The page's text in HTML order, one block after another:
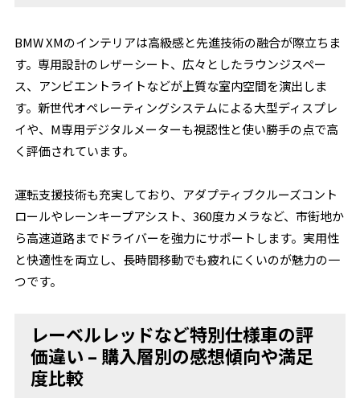
BMW XMのインテリアは高級感と先進技術の融合が際立ちま
す。専用設計のレザーシート、広々としたラウンジスペー
ス、アンビエントライトなどが上質な室内空間を演出しま
す。新世代オペレーティングシステムによる大型ディスプレ
イや、M専用デジタルメーターも視認性と使い勝手の点で高
く評価されています。
運転支援技術も充実しており、アダプティブクルーズコント
ロールやレーンキープアシスト、360度カメラなど、市街地か
ら高速道路までドライバーを強力にサポートします。実用性
と快適性を両立し、長時間移動でも疲れにくいのが魅力の一
つです。
レーベルレッドなど特別仕様車の評
価違い – 購入層別の感想傾向や満足
度比較